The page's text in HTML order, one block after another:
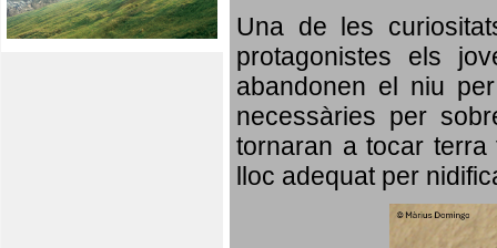
Una de les
protagonistes els
abandonen el niu
necessàries per
tornaran a tocar
lloc adequat per